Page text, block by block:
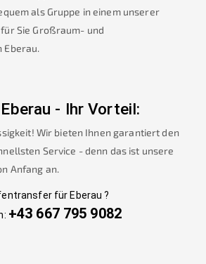
als Gruppe in einem unserer
Sie Großraum- und
Eberau.
Eberau - Ihr Vorteil:
Wir bieten Ihnen garantiert den
Service - denn das ist unsere
Anfang an.
für Eberau ?
+43 667 795 9082